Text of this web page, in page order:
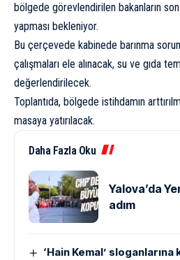
bölgede görevlendirilen bakanların
yapması bekleniyor.
Bu çerçevede kabinede barınma
çalışmaları ele alınacak, su ve gıda
değerlendirilecek.
Toplantıda, bölgede istihdamın
masaya yatırılacak.
Daha Fazla Oku
Yalova’da
adım
‘Hain Kemal’ sloganlarına